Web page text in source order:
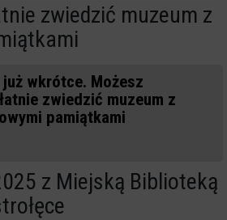
zwiedzić muzeum z
już wkrótce. Możesz
zwiedzić muzeum z
pamiątkami
z Miejską Biblioteką